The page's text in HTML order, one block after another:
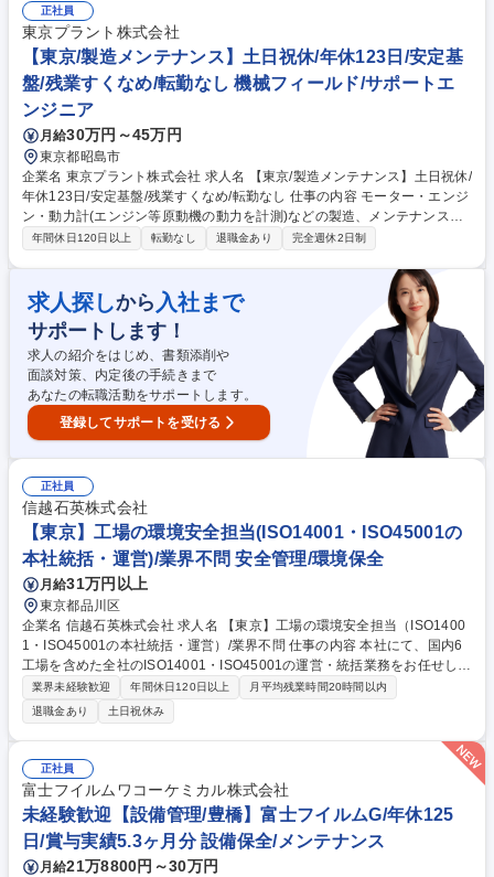
器類のサービス業務における安全管理および品質管理を担当。 ■上記にか
かわる教育指導及び問題発生時の関連部署連携による調整、解決 ※但し、
将来的に上記については事業状況等踏まえ、業務変更の可能性がありま
す。 募集職種 【東京】品質保証◆日立グループ/福利厚生充実◎
正社員
東京プラント株式会社
【東京/製造メンテナンス】土日祝休/年休123日/安定基
盤/残業すくなめ/転勤なし 機械フィールド/サポートエ
ンジニア
月給30万円～45万円
東京都昭島市
企業名 東京プラント株式会社 求人名 【東京/製造メンテナンス】土日祝休/
年休123日/安定基盤/残業すくなめ/転勤なし 仕事の内容 モーター・エンジ
ン・動力計(エンジン等原動機の動力を計測)などの製造、メンテナンス業
務をご担当。将来的には顧客サイトでの出張作業、コミッショニング、エ
製品の製造・メンテナンス、製品性能検査■顧客サイトでの出張作業、製
品の調整■顧客サイトでエンジンベンチの立ち上げ■エンジンテストの実
行、生産管理 【研修】入社後３ヵ月間は、技術力の非常に高い専門責任者
のOJTがあり、徐々にスキルを発揮の上課長候補として活躍頂きます。
【働く環境】年間休日123日/土日祝休/平均残業20～30時間程/転勤無し 募
集職種 【東京/製造メンテナンス】土日祝休/年休123日/安定基盤/残業すく
なめ/転勤なし
年間休日120日以上 転勤なし 退職金あり 完全週休2日制
求人探しから 入社まで
サポートします！
求人の紹介をはじめ、書類添削や
面談対策、内定後の手続きまで
あなたの転職活動をサポートします。
登録してサポートを受ける
正社員
信越石英株式会社
【東京】工場の環境安全担当(ISO14001・ISO45001の
本社統括・運営)/業界不問 安全管理/環境保全
月給31万円以上
東京都品川区
企業名 信越石英株式会社 求人名 【東京】工場の環境安全担当（ISO1400
1・ISO45001の本社統括・運営）/業界不問 仕事の内容 本社にて、国内6
工場を含めた全社のISO14001・ISO45001の運営・統括業務をお任せしま
す。現在、本業務を担当しているベテラン社員から約2年をかけて業務を
引き継ぐ予定です。焦らずスキルを継承していただけます。 【具体的な業
務内容】 ●ISO運営・統括 ・年間計画の策定、月1回の定例会議での進捗
管理/法令改正の確認・各工場への情報展開およびフォロー ●工場への内部
監査（年1回・国内6工場） ・監査事務局・監査リーダーとして各工場の
担当者とともに監査を実施/監査計画の策定、結果取りまとめなど 募集職
種 【東京】工場の環境安全担当（ISO14001・ISO45001の本社統括・運
営）/業界不問
業界未経験歓迎 年間休日120日以上
月平均残業時間20時間以内
退職金あり
土日祝休み
正社員
富士フイルムワコーケミカル株式会社
未経験歓迎【設備管理/豊橋】富士フイルムG/年休125
日/賞与実績5.3ヶ月分 設備保全/メンテナンス
月給21万8800円～30万円